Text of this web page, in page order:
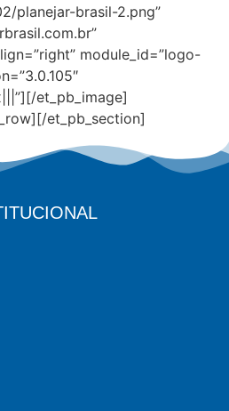
planejar-brasil-2.png”
module_id=”logo-
et_pb_image]
et_pb_section]